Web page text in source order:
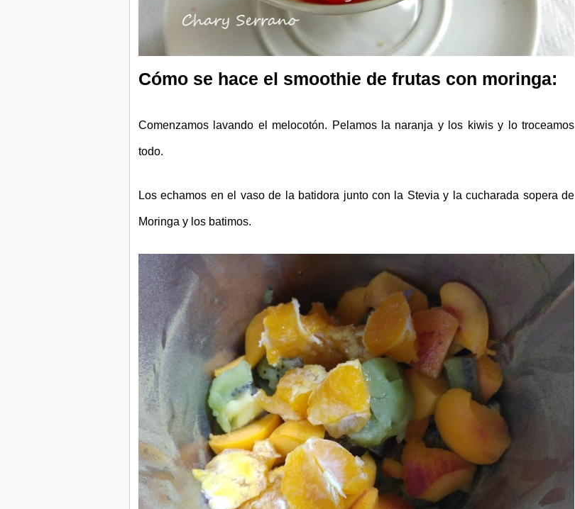
Cómo se hace el smoothie de frutas con moringa:
Comenzamos lavando el melocotón. Pelamos la naranja y los kiwis y lo troceamos
todo.
Los echamos en el vaso de la batidora junto con la Stevia y la cucharada sopera de
Moringa y los batimos.